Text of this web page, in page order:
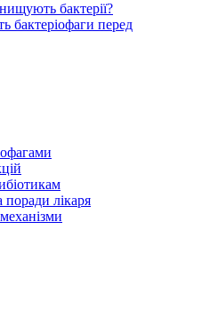
бактерії?
бактеріофаги перед
поради лікаря